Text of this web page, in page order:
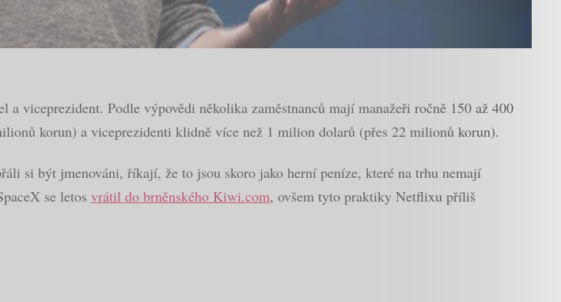
viceprezident. Podle výpovědi několika zaměstnanců mají manažeři ročně 150 až 400
korun) a viceprezidenti klidně více než 1 milion dolarů (přes 22 milionů korun).
si být jmenováni, říkají, že to jsou skoro jako herní peníze, které na trhu nemají
se letos vrátil do brněnského Kiwi.com, ovšem tyto praktiky Netflixu příliš